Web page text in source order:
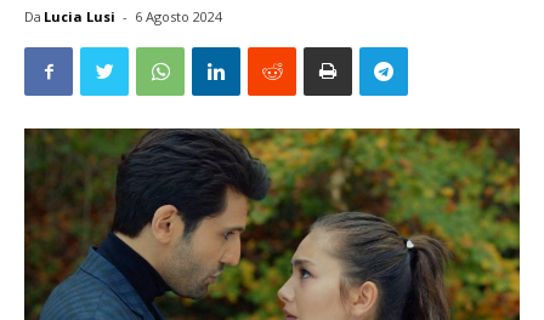
Da Lucia Lusi - 6 Agosto 2024